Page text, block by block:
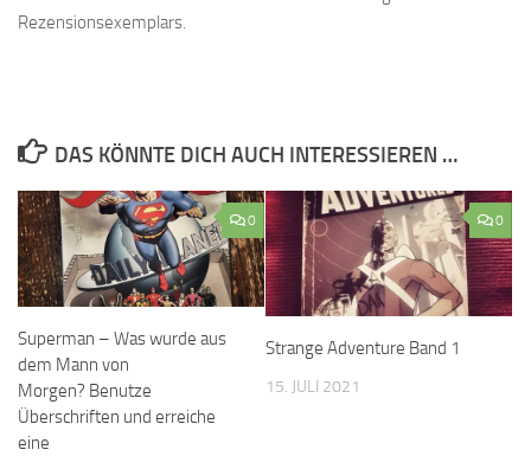
Rezensionsexemplars.
DAS KÖNNTE DICH AUCH INTERESSIEREN …
0
Superman – Was wurde aus
dem Mann von
Morgen? Benutze
Überschriften und erreiche
eine
0
Strange Adventure Band 1
15. JULI 2021